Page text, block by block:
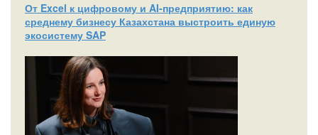
От Excel к цифровому и AI‑предприятию: как
среднему бизнесу Казахстана выстроить единую
экосистему SAP